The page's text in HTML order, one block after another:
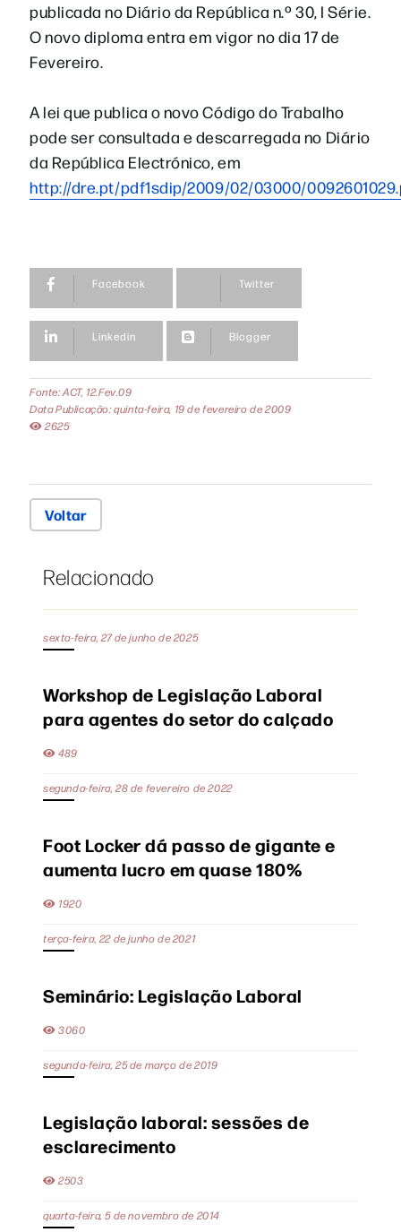
publicada no Diário da República n.º 30, I Série.
O novo diploma entra em vigor no dia 17 de
Fevereiro.
A lei que publica o novo Código do Trabalho
pode ser consultada e descarregada no Diário
da República Electrónico, em
http://dre.pt/pdf1sdip/2009/02/03000/
Facebook Twitter
Linkedin Blogger
Fonte: ACT, 12.Fev.09
Data Publicação: quinta-feira, 19 de fevereiro de 2009
2625
Voltar
Relacionado
sexta-feira, 27 de junho de 2025
Workshop de Legislação Laboral
para agentes do setor do calçado
489
segunda-feira, 28 de fevereiro de 2022
Foot Locker dá passo de gigante e
aumenta lucro em quase 180%
1920
terça-feira, 22 de junho de 2021
Seminário: Legislação Laboral
3060
segunda-feira, 25 de março de 2019
Legislação laboral: sessões de
esclarecimento
2503
quarta-feira, 5 de novembro de 2014